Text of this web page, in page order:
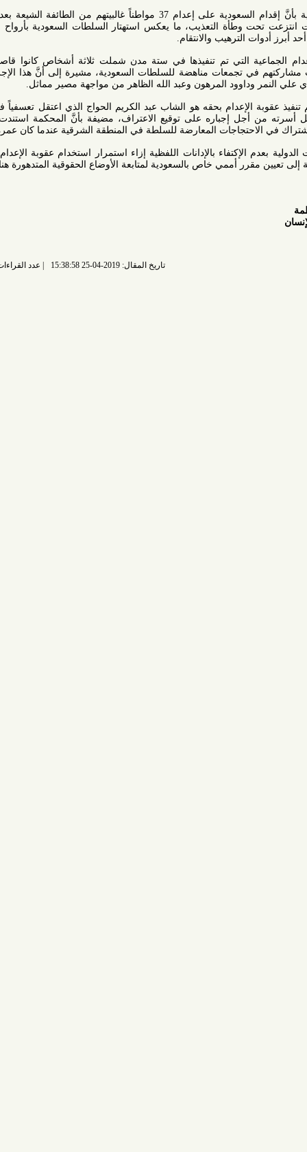
قالت ثلاث منظمات حقوقية بحرينية بأنَّ إقدام السعودية على إعدام 37 مواطناً غالبيتهم من الطائفة الشيعة بعد محاكمات
وطأة التعذيب، ما يعكس استهتار السلطات السعودية بأرواح المعارضين
الترهيب والانتقام.
التي تم تنفيذها في ستة مدن شملت ثلاثة أشخاص كانوا قاصرين عندما
تجمعات مناهضة للسلطات السعودية، مشيرة إلى أنَّ هذا الإجراء يتطلب
المرهون وعبد الله الظاهر من مواجهة مصير مماثل.
وأشارت المنظمات إلى أنَّ ممن تم تنفيذ عقوبة الإعدام بحقه هو الشاب عبد الكريم الحواج الذي اعتقل تعسفياً في 16 يناير
من أجل إجباره على توقيع الاعتراف، مضيفة بأنَّ المحكمة استندت على هذه
المعارضة للسلطة في المنطقة الشرقية عندما كان عمره 16 سنة.
بالإدانات اللفظية إزاء استمرار استخدام عقوبة الإعدام بهذا النحو
أممي خاص بالسعودية لمتابعة الأوضاع الحقوقية المتدهورة هناك.
عدد القراءات: 6422 قراءة |